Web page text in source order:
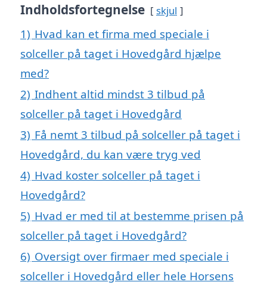
Indholdsfortegnelse skjul
1) Hvad kan et firma med speciale i
solceller på taget i Hovedgård hjælpe
med?
2) Indhent altid mindst 3 tilbud på
solceller på taget i Hovedgård
3) Få nemt 3 tilbud på solceller på taget i
Hovedgård, du kan være tryg ved
4) Hvad koster solceller på taget i
Hovedgård?
5) Hvad er med til at bestemme prisen på
solceller på taget i Hovedgård?
6) Oversigt over firmaer med speciale i
solceller i Hovedgård eller hele Horsens